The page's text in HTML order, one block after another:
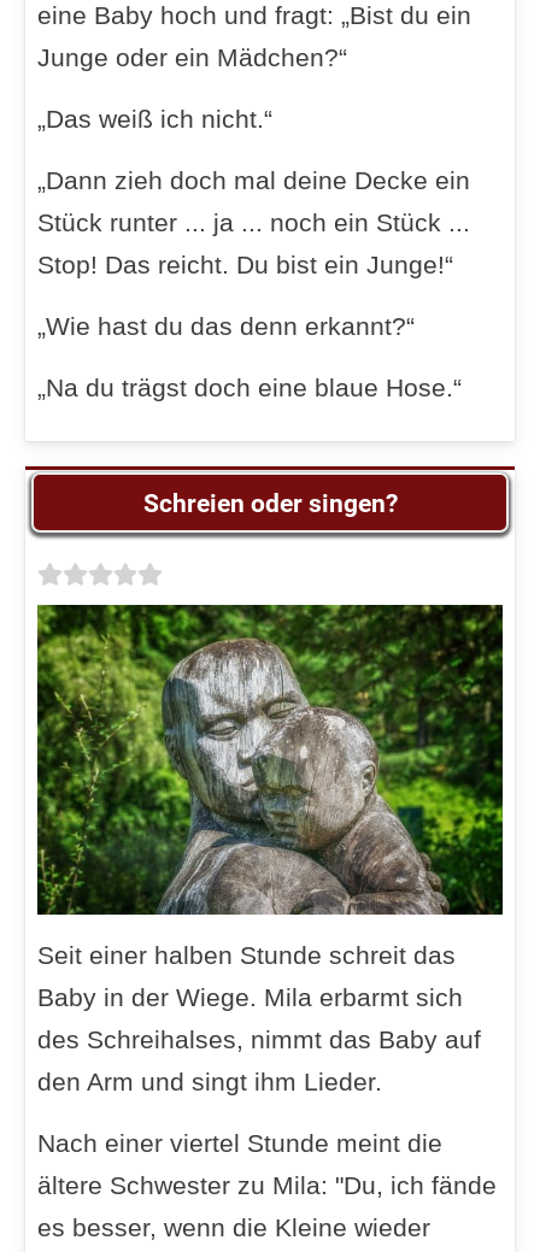
eine Baby hoch und fragt: „Bist du ein
Junge oder ein Mädchen?“
„Das weiß ich nicht.“
„Dann zieh doch mal deine Decke ein
Stück runter ... ja ... noch ein Stück ...
Stop! Das reicht. Du bist ein Junge!“
„Wie hast du das denn erkannt?“
„Na du trägst doch eine blaue Hose.“
Schreien oder singen?
Seit einer halben Stunde schreit das
Baby in der Wiege. Mila erbarmt sich
des Schreihalses, nimmt das Baby auf
den Arm und singt ihm Lieder.
Nach einer viertel Stunde meint die
ältere Schwester zu Mila: "Du, ich fände
es besser, wenn die Kleine wieder